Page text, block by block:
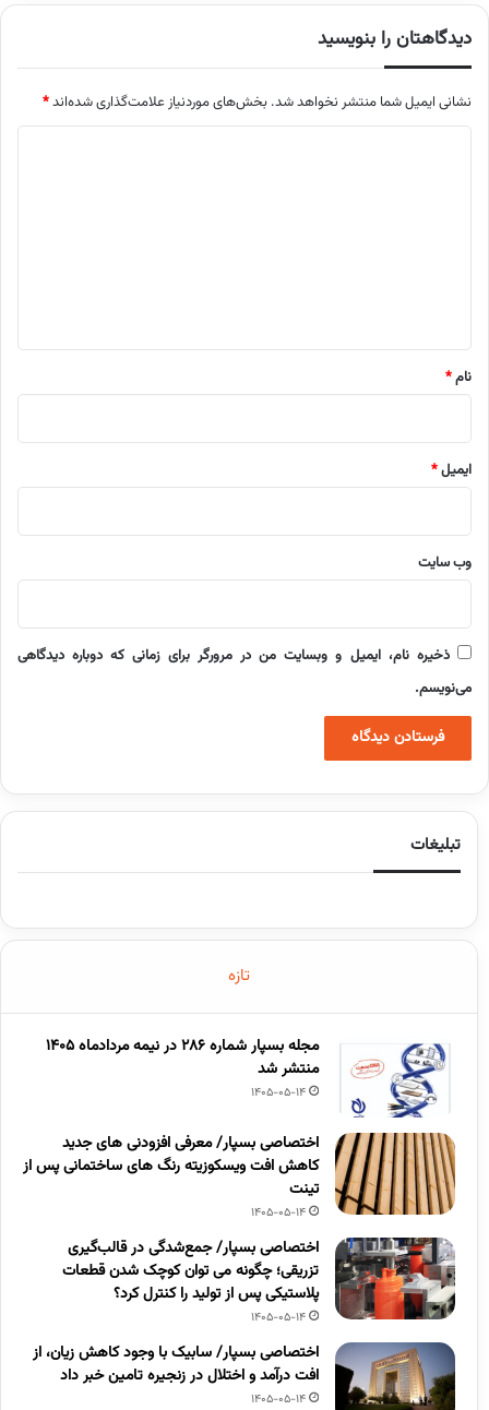
دیدگاهتان را بنویسید
نشانی ایمیل شما منتشر نخواهد شد. بخش‌های موردنیاز علامت‌گذاری شده‌اند*
نام*
ایمیل*
وب‌ سایت
ذخیره نام، ایمیل و وبسایت من در مرورگر برای زمانی که دوباره دیدگاهی
می‌نویسم.
تبلیغات
تازه
مجله بسپار شماره 286 در نیمه مردادماه 1405
منتشر شد
1405-05-14
اختصاصی بسپار/ معرفی افزودنی های جدید
کاهش افت ویسکوزیته رنگ های ساختمانی پس از
تینت
1405-05-14
اختصاصی بسپار/ جمع‌شدگی در قالب‌گیری
تزریقی؛ چگونه می توان کوچک شدن قطعات
پلاستیکی پس از تولید را کنترل کرد؟
1405-05-14
اختصاصی بسپار/ سابیک با وجود کاهش زیان، از
افت درآمد و اختلال در زنجیره تامین خبر داد
1405-05-14